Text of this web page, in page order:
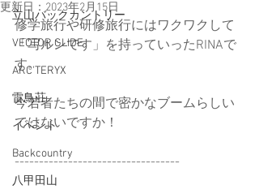
立山バックカントリー
VECTOR GLIDE
ARC'TERYX
雷鳥荘
イベント
Backcountry
八甲田山
更新日：2023年2月15日
修学旅行や研修旅行にはワクワクして
「写ルンです」を持っていったRINAで
す。
今若者たちの間で密かなブームらしい
ではないですか！
----------------------------------